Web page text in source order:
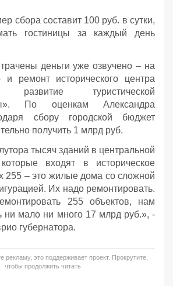
сбора составит 100 руб. в сутки,
гостиницы за каждый день
деньги уже озвучено – на
и ремонт исторического центра
туристической
По оценкам Александра
сбору городской бюджет
получить 1 млрд руб.
тысяч зданий в центральной
входят в историческое
255 – это жилые дома со сложной
Их надо ремонтировать.
255 объектов, нам
ни мало ни много 17 млрд руб.», -
губернатора.
рекламу, это поддерживает проект. Прокрутите,
чтобы продолжить читать